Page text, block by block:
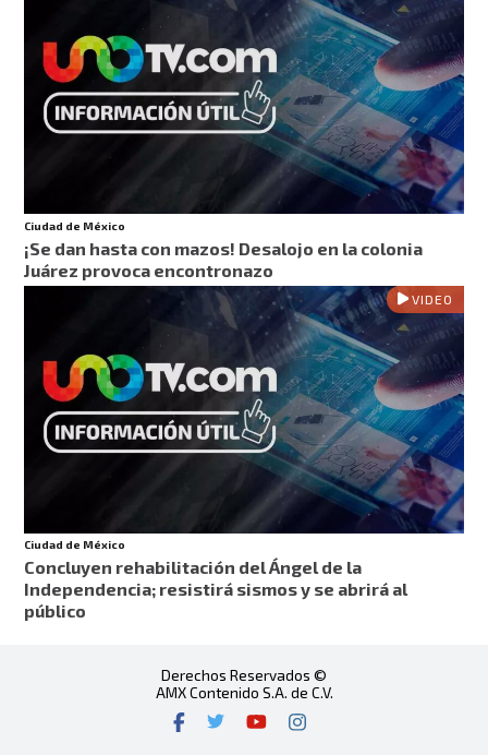
Ciudad de México
¡Se dan hasta con mazos! Desalojo en la colonia
Juárez provoca encontronazo
VIDEO
Ciudad de México
Concluyen rehabilitación del Ángel de la
Independencia; resistirá sismos y se abrirá al
público
Derechos Reservados ©
AMX Contenido S.A. de C.V.